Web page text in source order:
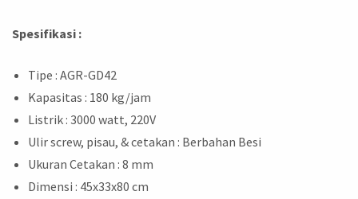
Spesifikasi :
Tipe : AGR-GD42
Kapasitas : 180 kg/jam
Listrik : 3000 watt, 220V
Ulir screw, pisau, & cetakan : Berbahan Besi
Ukuran Cetakan : 8 mm
Dimensi : 45x33x80 cm